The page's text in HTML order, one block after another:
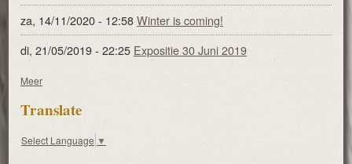
za, 14/11/2020 - 12:58Winter is coming!
di, 21/05/2019 - 22:25 Expositie 30 Juni 2019
Meer
Translate
Select Language ▼